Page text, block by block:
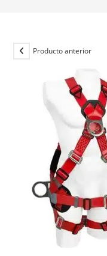
Producto anterior